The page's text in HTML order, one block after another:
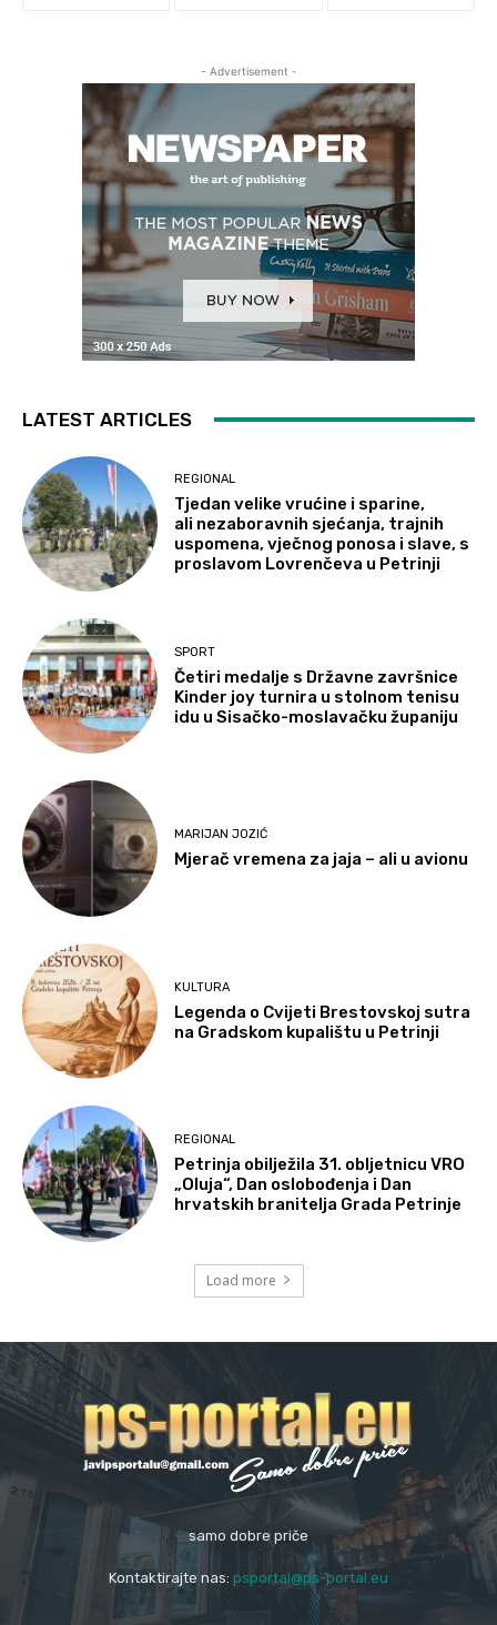
- Advertisement -
LATEST ARTICLES
REGIONAL
Tjedan velike vrućine i sparine,
ali nezaboravnih sjećanja, trajnih
uspomena, vječnog ponosa i slave, s
proslavom Lovrenčeva u Petrinji
SPORT
Četiri medalje s Državne završnice
Kinder joy turnira u stolnom tenisu
idu u Sisačko-moslavačku županiju
MARIJAN JOZIĆ
Mjerač vremena za jaja – ali u avionu
KULTURA
Legenda o Cvijeti Brestovskoj sutra
na Gradskom kupalištu u Petrinji
REGIONAL
Petrinja obilježila 31. obljetnicu VRO
„Oluja“, Dan oslobođenja i Dan
hrvatskih branitelja Grada Petrinje
Load more
samo dobre priče
Kontaktirajte nas: psportal@ps-portal.eu